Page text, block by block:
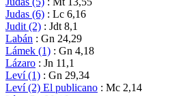
Judas (6) : Lc 6,16
Judit (2) : Jdt 8,1
Labán : Gn 24,29
Lámek (1) : Gn 4,18
Lázaro : Jn 11,1
Leví (1) : Gn 29,34
Leví (2) El publicano : Mc 2,14